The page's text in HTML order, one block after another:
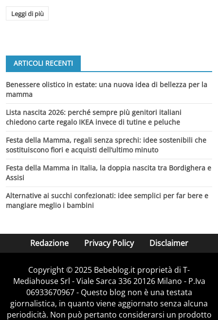
Leggi di più
ARTICOLI RECENTI
Benessere olistico in estate: una nuova idea di bellezza per la
mamma
Lista nascita 2026: perché sempre più genitori italiani
chiedono carte regalo IKEA invece di tutine e peluche
Festa della Mamma, regali senza sprechi: idee sostenibili che
sostituiscono fiori e acquisti dell’ultimo minuto
Festa della Mamma in Italia, la doppia nascita tra Bordighera e
Assisi
Alternative ai succhi confezionati: idee semplici per far bere e
mangiare meglio i bambini
Redazione Privacy Policy Disclaimer
Copyright © 2025 Bebeblog.it proprietà di T-
Mediahouse Srl - Viale Sarca 336 20126 Milano - P.Iva
06933670967 - Questo blog non è una testata
giornalistica, in quanto viene aggiornato senza alcuna
periodicità. Non può pertanto considerarsi un prodotto